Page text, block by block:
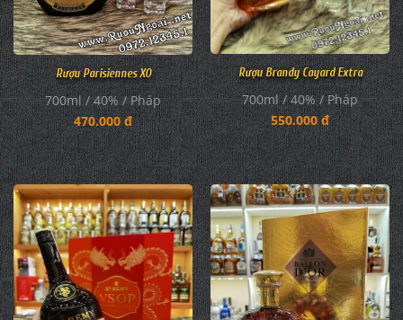
Rượu Parisiennes XO
700ml / 40% / Pháp
470.000 đ
Rượu Brandy Cayard Extra
700ml / 40% / Pháp
550.000 đ